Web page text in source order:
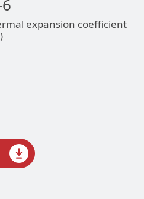
expansion coefficient